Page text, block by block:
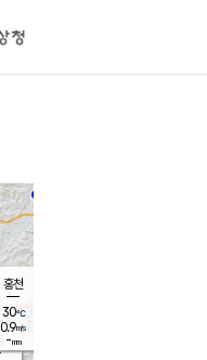
홍천
30℃
0.9m/s
-mm